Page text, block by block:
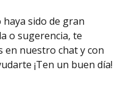
sido de gran
o sugerencia, te
en nuestro chat y con
¡Ten un buen día!